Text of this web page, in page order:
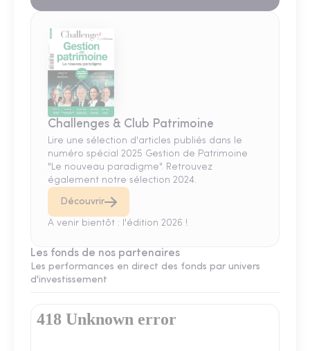
Challenges & Club Patrimoine
Lire une sélection d'articles publiés dans le
numéro spécial 2025 Gestion de Patrimoine
"Le nouveau paradigme". Retrouvez
également notre sélection 2024.
Découvrir
A venir bientôt : l'édition 2026 !
Les fonds de nos partenaires
Les performances en direct des fonds par univers
d'investissement